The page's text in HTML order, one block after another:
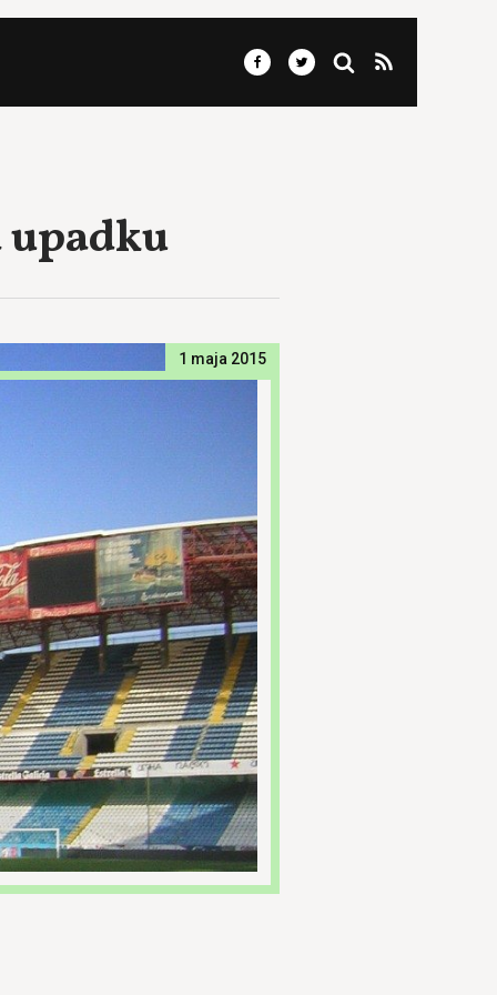
upadku
1 maja 2015